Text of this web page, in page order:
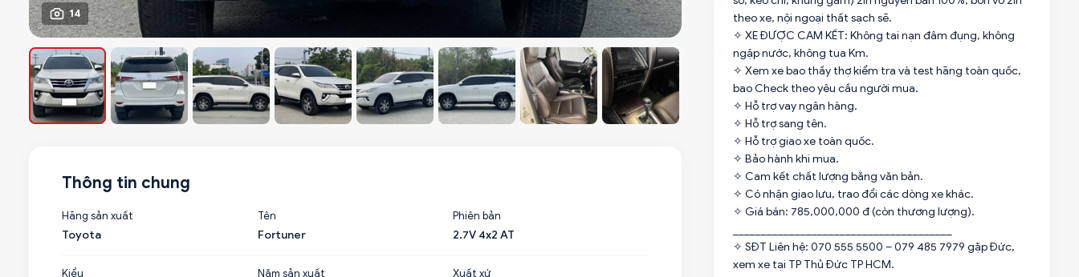
14
theo xe, nội ngoại thất sạch sẽ.
✧ XE ĐƯỢC CAM KẾT: Không tai nạn đâm đụng, không
ngập nước, không tua Km.
✧ Xem xe bao thầy thợ kiểm tra và test hãng toàn quốc,
bao Check theo yêu cầu người mua.
✧ Hỗ trợ vay ngân hàng.
✧ Hỗ trợ sang tên.
✧ Hỗ trợ giao xe toàn quốc.
✧ Bảo hành khi mua.
✧ Cam kết chất lượng bằng văn bản.
✧ Có nhận giao lưu, trao đổi các dòng xe khác.
✧ Giá bán: 785,000,000 đ (còn thương lượng).
✧ SĐT Liên hệ: 070 555 5500 – 079 485 7979 gặp Đức,
xem xe tại TP Thủ Đức TP HCM.
Thông tin chung
Hãng sản xuất
Toyota
Tên
Fortuner
Phiên bản
2.7V 4x2 AT
Kiểu
Năm sản xuất
Xuất xứ